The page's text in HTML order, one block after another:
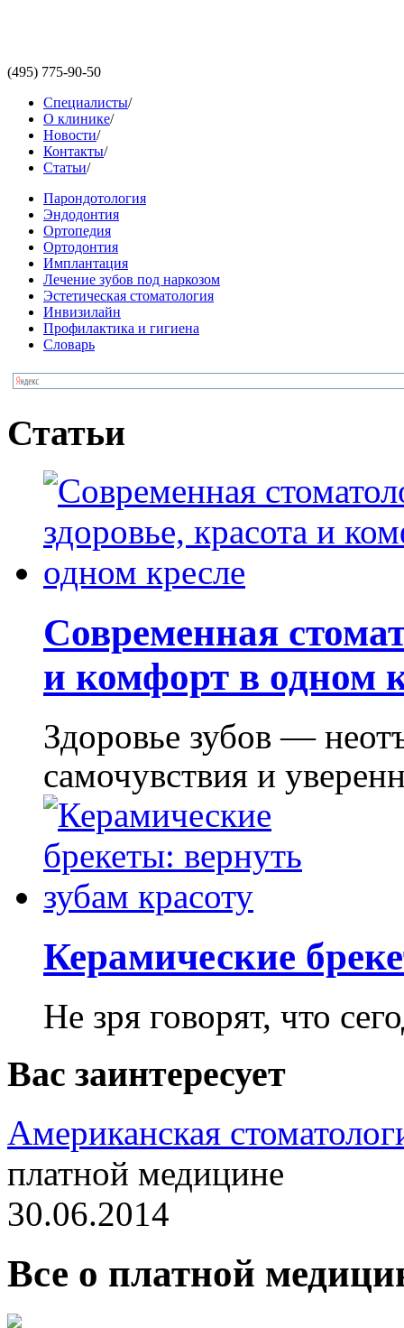
(495) 775-90-50
Специалисты/
О клинике/
Новости/
Контакты/
Статьи/
Парондотология
Эндодонтия
Ортопедия
Ортодонтия
Имплантация
Лечение зубов под наркозом
Эстетическая стоматология
Инвизилайн
Профилактика и гигиена
Словарь
Статьи
Современная
и комфорт в одном
Здоровье зубов —
самочувствия и
Керамические
Не зря говорят, что
Вас заинтересует
Американская
платной медицине
30.06.2014
Все о платной